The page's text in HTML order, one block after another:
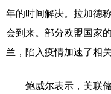
年的时间解决。拉加德
会到来。部分欧盟国家
兰，陷入疫情加速了相关
鲍威尔表示，美联储